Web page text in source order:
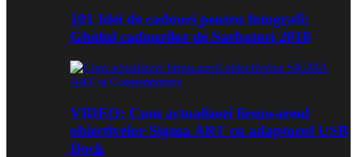
101 Idei de cadouri pentru fotografi:
Ghidul cadourilor de Sarbatori 2018
VIDEO: Cum actualizezi firmwareul
obiectivelor Sigma ART cu adaptorul USB
Dock